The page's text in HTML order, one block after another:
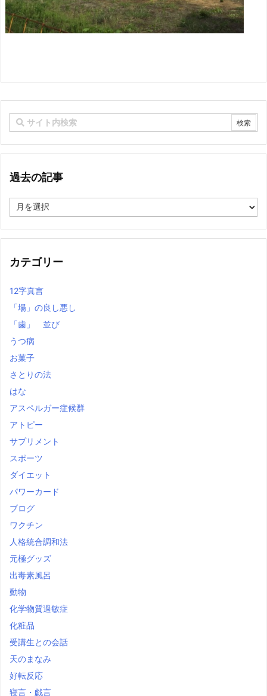
過去の記事
去
記
カテゴリー
12字真言
「場」の良し悪し
「歯」 並び
うつ病
お菓子
さとりの法
はな
アスペルガー症候群
アトピー
サプリメント
スポーツ
ダイエット
パワーカード
ブログ
ワクチン
人格統合調和法
元極グッズ
出毒素風呂
動物
化学物質過敏症
化粧品
受講生との会話
天のまなみ
好転反応
寝言・戯言